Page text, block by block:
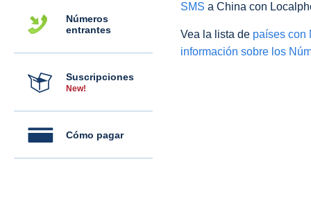
Números
entrantes
Suscripciones
New!
Cómo pagar
SMS a China con
Vea la lista de países con
información sobre los